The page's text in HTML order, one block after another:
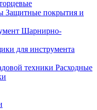
Защитные покрытия и
Шарнирно-
для инструмента
Расходные